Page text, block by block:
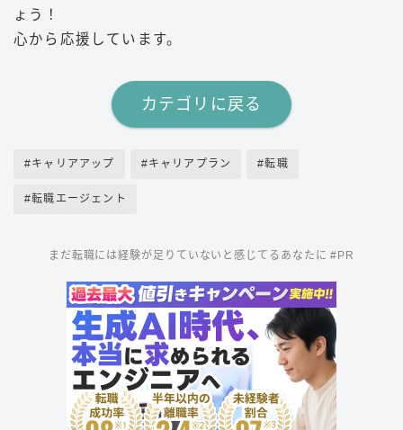
ょう！
心から応援しています。
カテゴリに戻る
#キャリアアップ #キャリアプラン #転職
#転職エージェント
まだ転職には経験が足りていないと感じてるあなたに #PR